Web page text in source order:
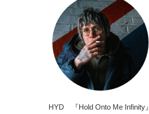
HYD 『Hold Onto Me Infinity』